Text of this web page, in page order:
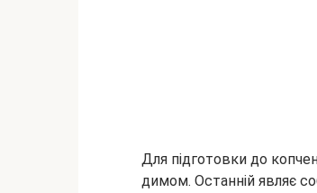
Для підготовки до
димом. Останній являє